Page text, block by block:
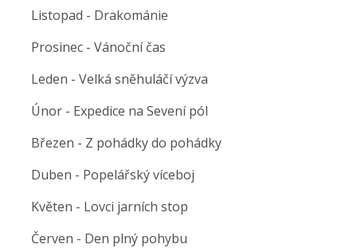
Listopad - Drakománie
Prosinec - Vánočníčas
Leden - Velká sněhuláčívýzva
Únor - Expedice na Sevenípól
Březen - Z pohádky do pohádky
Duben - Popelářskývíceboj
Květen - Lovci jarních stop
Červen - Den plný pohybu